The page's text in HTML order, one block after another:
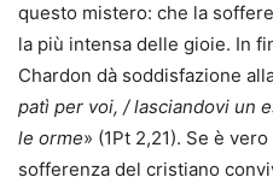
questo mistero: che la
la più intensa delle gioie. In
Chardon dà soddisfazione
patì per voi, / lasciandovi un
le orme» (1Pt 2,21). Se è
sofferenza del cristiano